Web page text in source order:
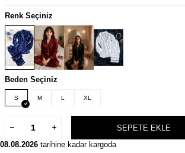
Renk Seçiniz
Beden Seçiniz
S M L XL
SEPETE EKLE
08.08.2026 tarihine kadar kargoda